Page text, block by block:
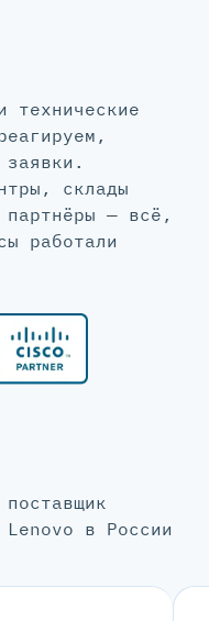
технические
заявки.
склады
партнёры — всё,
работали
в России